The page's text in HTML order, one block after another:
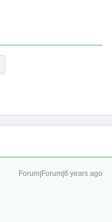
Forum|Forum|6 years ago